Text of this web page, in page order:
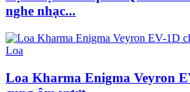
nghe nhạc...
Loa
Loa Kharma Enigma Veyron